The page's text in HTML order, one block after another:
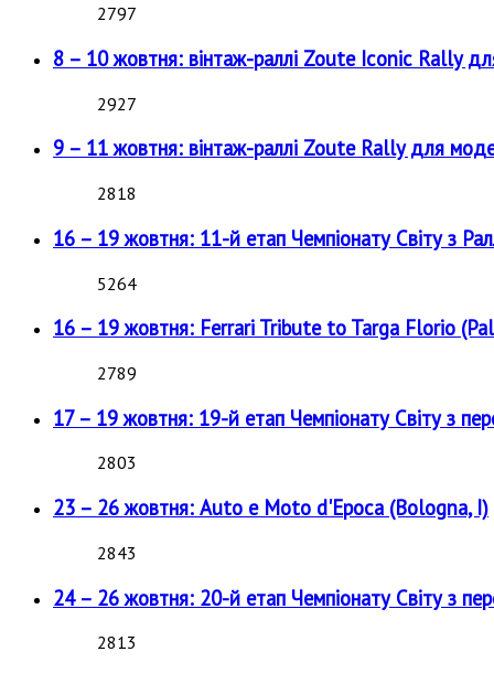
2797
8 – 10 жовтня: вінтаж-раллі Zoute Iconic Rally
2927
9 – 11 жовтня: вінтаж-раллі Zoute Rally для
2818
16 – 19 жовтня: 11-й етап Чемпіонату Світу з
5264
16 – 19 жовтня: Ferrari Tribute to Targa Florio
2789
17 – 19 жовтня: 19-й етап Чемпіонату Світу з
2803
23 – 26 жовтня: Auto e Moto d'Epoca (Bologna, I)
2843
24 – 26 жовтня: 20-й етап Чемпіонату Світу з
2813